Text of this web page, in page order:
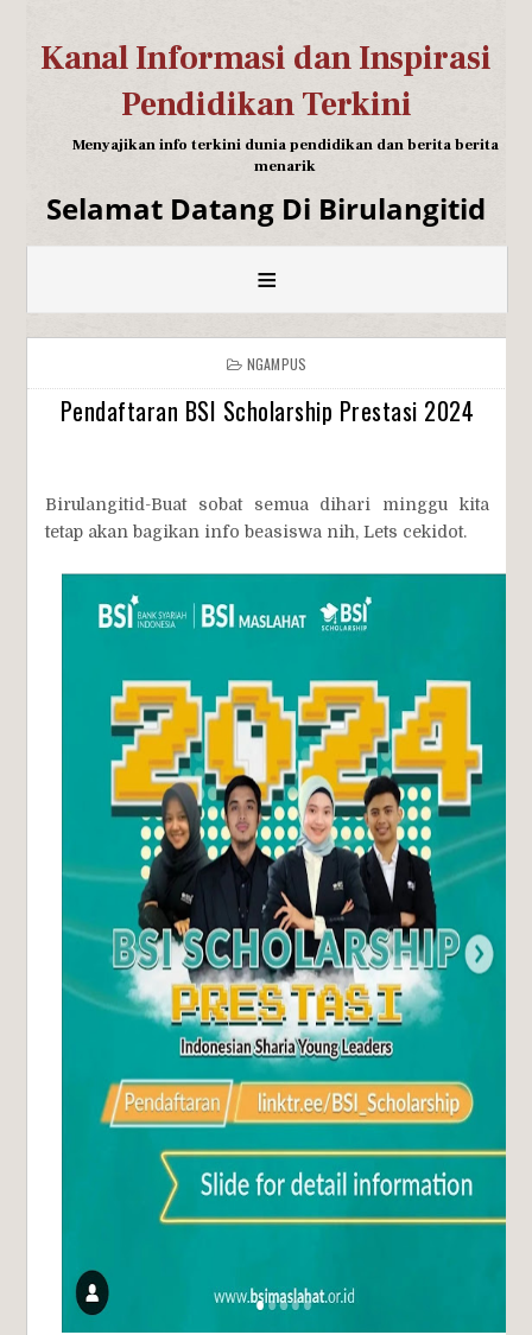
Kanal Informasi dan Inspirasi
Pendidikan Terkini
Menyajikan info terkini dunia pendidikan dan berita berita
menarik
Selamat Datang Di Birulangitid
≡
NGAMPUS
Pendaftaran BSI Scholarship Prestasi 2024
Birulangitid-Buat sobat semua dihari minggu kita
tetap akan bagikan info beasiswa nih, Lets cekidot.